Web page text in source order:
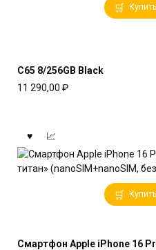
C65 8/256GB Black
11 290,00 ₽
Смартфон Apple iPhone 16